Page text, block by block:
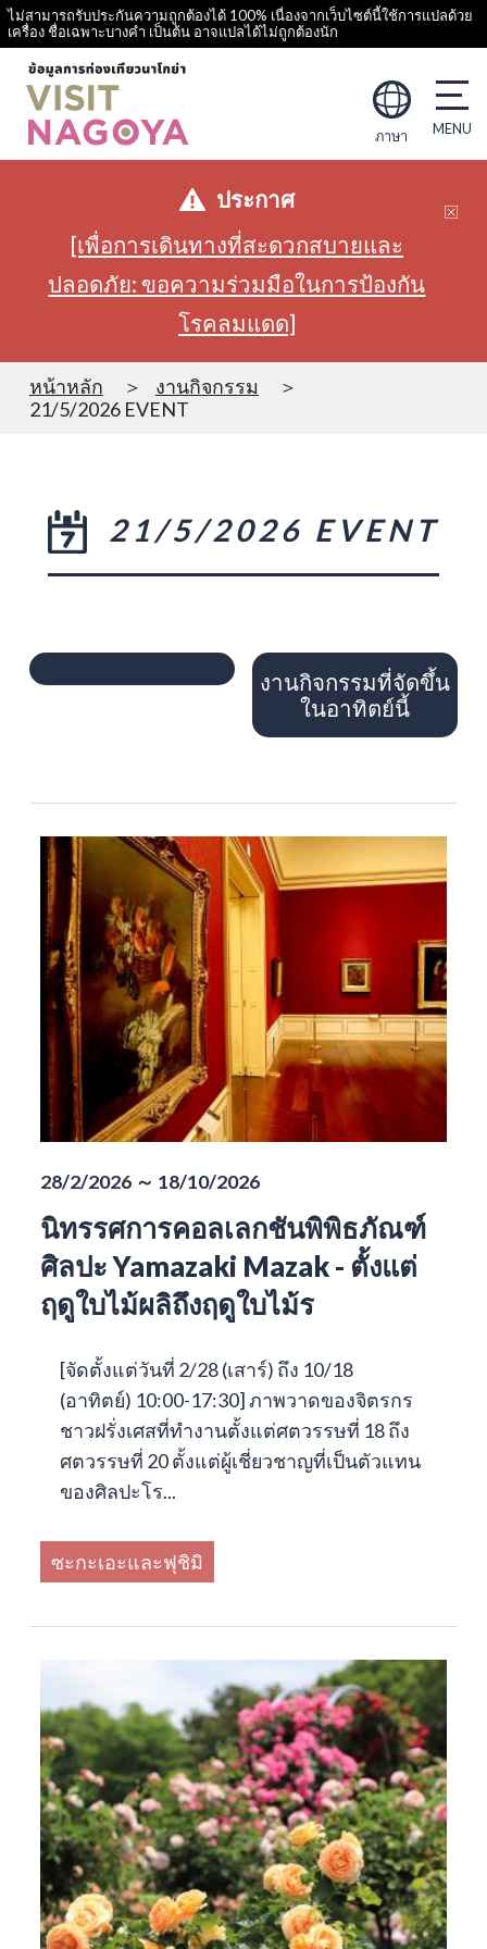
ไม่สามารถรับประกันความถูกต้องได้ 100% เนื่องจากเว็บไซต์นี้ใช้การแปลด้วย
เครื่อง ชื่อเฉพาะบางคำ เป็นต้น อาจแปลได้ไม่ถูกต้องนัก
ภาษา
ประกาศ
[เพื่อการเดินทางที่สะดวกสบายและ
ปลอดภัย: ขอความร่วมมือในการป้องกัน
โรคลมแดด]
หน้าหลัก
งานกิจกรรม
21/5/2026 EVENT
21/5/2026 EVENT
งานกิจกรรมที่จัดขึ้น
ในอาทิตย์นี้
28/2/2026 ～ 18/10/2026
นิทรรศการคอลเลกชันพิพิธภัณฑ์
ศิลปะ Yamazaki Mazak - ตั้งแต่
ฤดูใบไม้ผลิถึงฤดูใบไม้ร
[จัดตั้งแต่วันที่ 2/28 (เสาร์) ถึง 10/18
(อาทิตย์) 10:00-17:30] ภาพวาดของจิตรกร
ชาวฝรั่งเศสที่ทำงานตั้งแต่ศตวรรษที่ 18 ถึง
ศตวรรษที่ 20 ตั้งแต่ผู้เชี่ยวชาญที่เป็นตัวแทน
ของศิลปะโร...
ซะกะเอะและฟุชิมิ